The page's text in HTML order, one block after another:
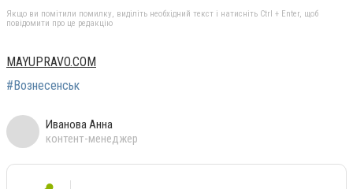
Якщо ви помітили помилку, виділіть необхідний текст і натисніть Ctrl + Enter, щоб
повідомити про це редакцію
MAYUPRAVO.COM
#Вознесенськ
Иванова Анна
контент-менеджер